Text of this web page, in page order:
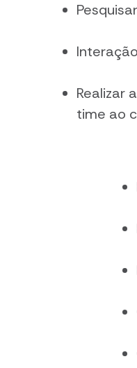
Realizar
time ao